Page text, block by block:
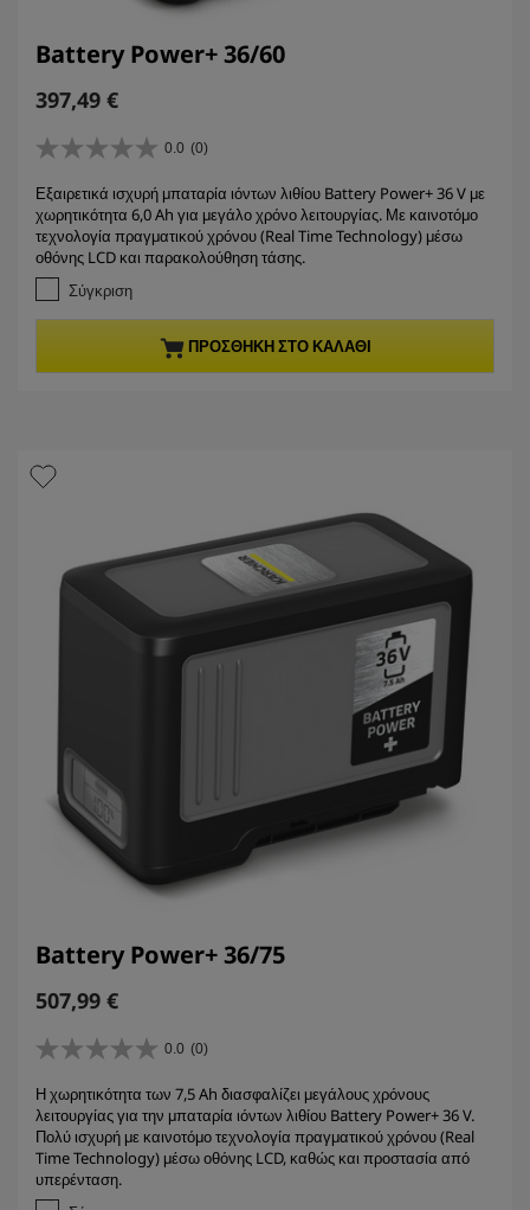
Battery Power+ 36/60
C
r
e
n
t
p
r
p
r
397,49 €
0.0 (0)
0
0
α
π
ό
α
έ
Εξαιρετικά ισχυρή μπαταρία ιόντων λιθίου Battery Power+ 36 V με
χωρητικότητα 6,0 Ah για μεγάλο χρόνο λειτουργίας. Με καινοτόμο
τεχνολογία πραγματικού χρόνου (Real Time Technology) μέσω
οθόνης LCD και παρακολούθηση τάσης.
Σύγκριση
ΠΡΟΣΘΉΚΗ ΣΤΟ ΚΑΛΆΘΙ
Battery Power+ 36/75
C
r
e
n
t
p
507,99 €
0.0 (0)
0
0
α
π
ό
5
Η χωρητικότητα των 7,5 Ah διασφαλίζει μεγάλους χρόνους
λειτουργίας για την μπαταρία ιόντων λιθίου Battery Power+ 36 V.
Πολύ ισχυρή με καινοτόμο τεχνολογία πραγματικού χρόνου (Real
Time Technology) μέσω οθόνης LCD, καθώς και προστασία από
υπερένταση.